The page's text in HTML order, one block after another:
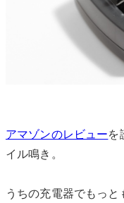
アマゾンのレビューを
イル鳴き。
うちの充電器でもっ